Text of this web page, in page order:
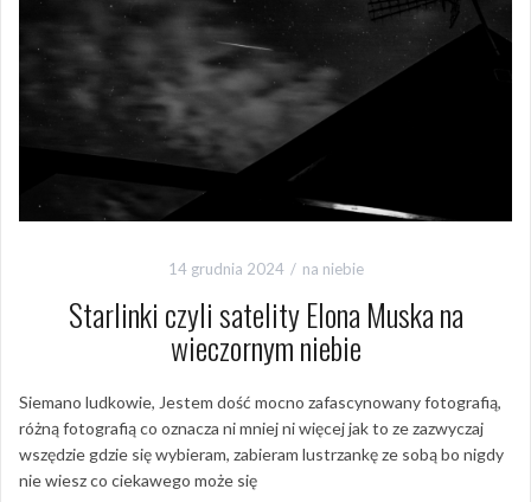
14 grudnia 2024 na niebie
Starlinki czyli satelity Elona Muska na
wieczornym niebie
Siemano ludkowie, Jestem dość mocno zafascynowany fotografią,
różną fotografią co oznacza ni mniej ni więcej jak to ze zazwyczaj
wszędzie gdzie się wybieram, zabieram lustrzankę ze sobą bo nigdy
nie wiesz co ciekawego może się